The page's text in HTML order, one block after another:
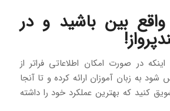
بین باشید و در
اینکه در صورت امکان اطلاعاتی فراتر از
به زبان آموزان ارائه کرده و تا آنجا
کنید که بهترین عملکرد خود را داشته